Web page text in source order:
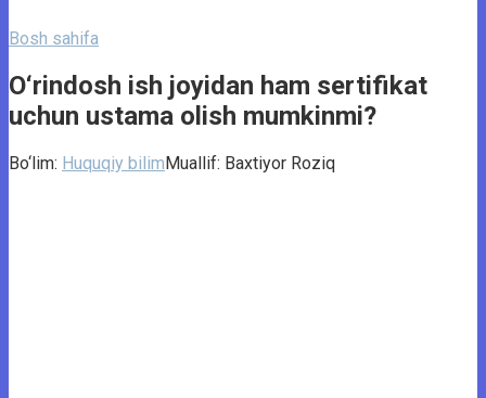
Bosh sahifa
O‘rindosh ish joyidan ham sertifikat
uchun ustama olish mumkinmi?
Bo‘lim: Huquqiy bilimMuallif: Baxtiyor Roziq